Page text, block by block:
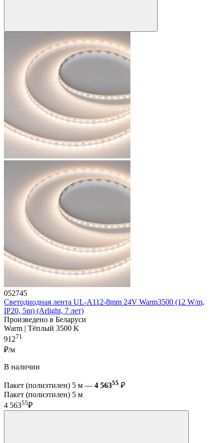
052745
Светодиодная лента UL-A112-8mm 24V Warm3500 (12 W/m,
IP20, 5m) (Arlight, 7 лет)
Произведено в Беларуси
Warm | Тёплый 3500 K
91271
₽/м
В наличии
Пакет (полиэтилен) 5 м — 4 56355 ₽
Пакет (полиэтилен) 5 м
4 56355₽